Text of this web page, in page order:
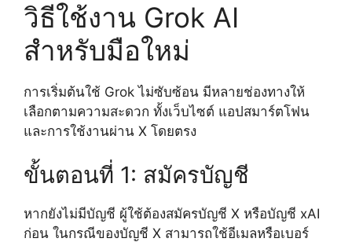
วิธีใช้งาน Grok AI
สำหรับมือใหม่
การเริ่มต้นใช้ Grok ไม่ซับซ้อน มีหลายช่องทางให้
เลือกตามความสะดวก ทั้งเว็บไซต์ แอปสมาร์ตโฟน
และการใช้งานผ่าน X โดยตรง
ขั้นตอนที่ 1: สมัครบัญชี
หากยังไม่มีบัญชี ผู้ใช้ต้องสมัครบัญชี X หรือบัญชี xAI
ก่อน ในกรณีของบัญชี X สามารถใช้อีเมลหรือเบอร์